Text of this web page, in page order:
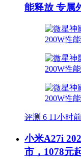
能释放 专属
评测 6 11小时前
小米A27i
市，1078元